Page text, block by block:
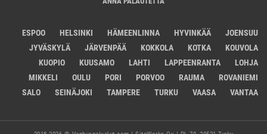
ESPOO HELSINKI HÄMEENLINNA HYVINKÄÄ
JOENSUU
JYVÄSKYLÄ
JÄRVENPÄÄ KOKKOLA KOTKA
KOUVOLA
KUOPIO
KUUSAMO LAHTI LAPPEENRANTA
LOHJA
MIKKELI
OULU PORI PORVOO RAUMA
ROVANIEMI
SALO
SEINÄJOKI TAMPERE TURKU VAASA VANTAA